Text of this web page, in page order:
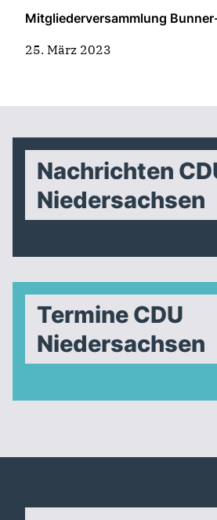
Mitgliederversammlung
25. März 2023
Nachrichten
Niedersachsen
Termine CDU
Niedersachsen